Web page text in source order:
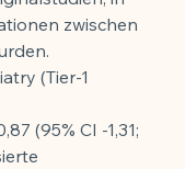
zwischen
(Tier-1
(95% CI -1,31;